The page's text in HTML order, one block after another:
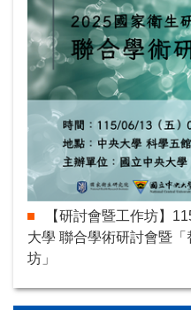
【研討會暨工作坊】
大學 聯合學術研討會暨
坊」